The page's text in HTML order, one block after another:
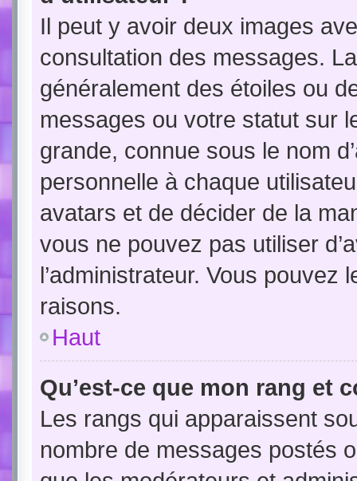
Il peut y avoir deux images
consultation des messages.
généralement des étoiles ou
messages ou votre statut sur
grande, connue sous le nom
personnelle à chaque
avatars et de décider de la
vous ne pouvez pas utiliser
l’administrateur. Vous
raisons.
Haut
Qu’est-ce que mon rang et
Les rangs qui apparaissent
nombre de messages postés